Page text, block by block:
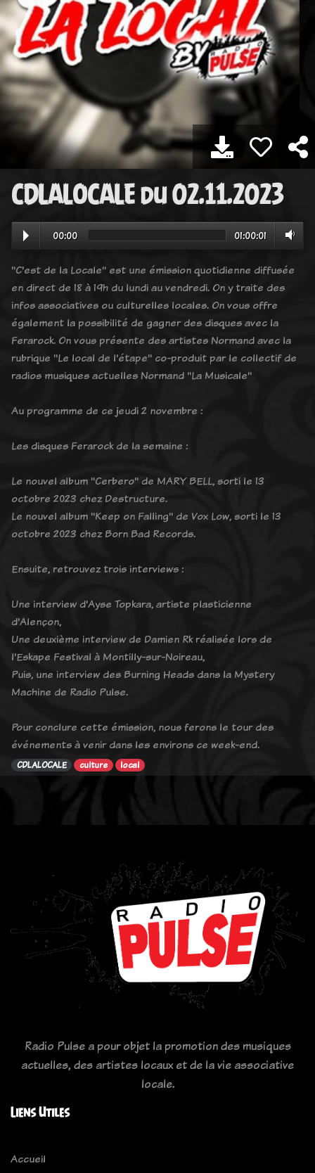
CDLALOCALE du 02.11.2023
00:00 01:00:01
"C'est de la Locale" est une émission quotidienne diffusée
en direct de 18 à 19h du lundi au vendredi. On y traite des
infos associatives ou culturelles locales. On vous offre
également la possibilité de gagner des disques avec la
Ferarock. On vous présente des artistes Normand avec la
rubrique "Le local de l'étape" co-produit par le collectif de
radios musiques actuelles Normand "La Musicale"
Au programme de ce jeudi 2 novembre :
Les disques Ferarock de la semaine :
Le nouvel album "Cerbero" de MARY BELL, sorti le 13
octobre 2023 chez Destructure.
Le nouvel album "Keep on Falling" de Vox Low, sorti le 13
octobre 2023 chez Born Bad Records.
Ensuite, retrouvez trois interviews :
Une interview d'Ayse Topkara, artiste plasticienne
d'Alençon,
Une deuxième interview de Damien Rk réalisée lors de
l'Eskape Festival à Montilly-sur-Noireau,
Puis, une interview des Burning Heads dans la Mystery
Machine de Radio Pulse.
Pour conclure cette émission, nous ferons le tour des
événements à venir dans les environs ce week-end.
CDLALOCALE culture local
Radio Pulse a pour objet la promotion des musiques
actuelles, des artistes locaux et de la vie associative
locale.
Liens Utiles
Accueil